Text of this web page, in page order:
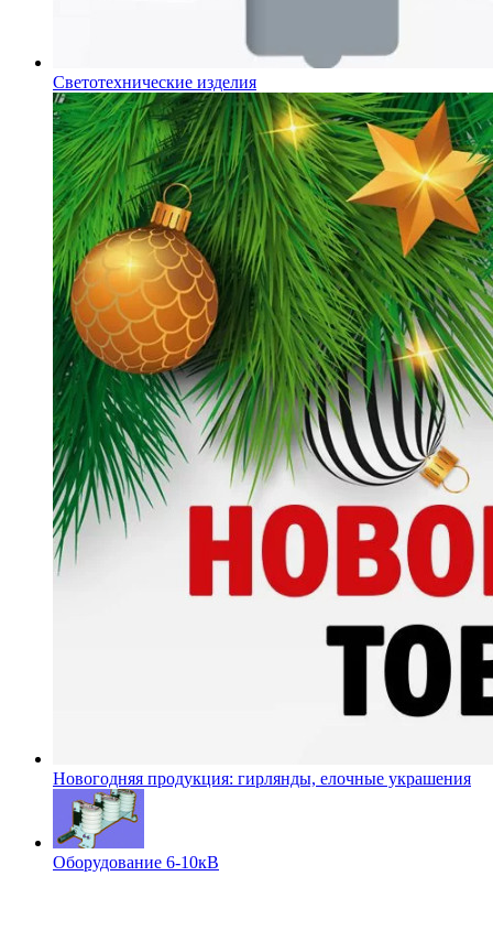
Светотехнические изделия
Новогодняя продукция: гирлянды, елочные украшения
Оборудование 6-10кВ